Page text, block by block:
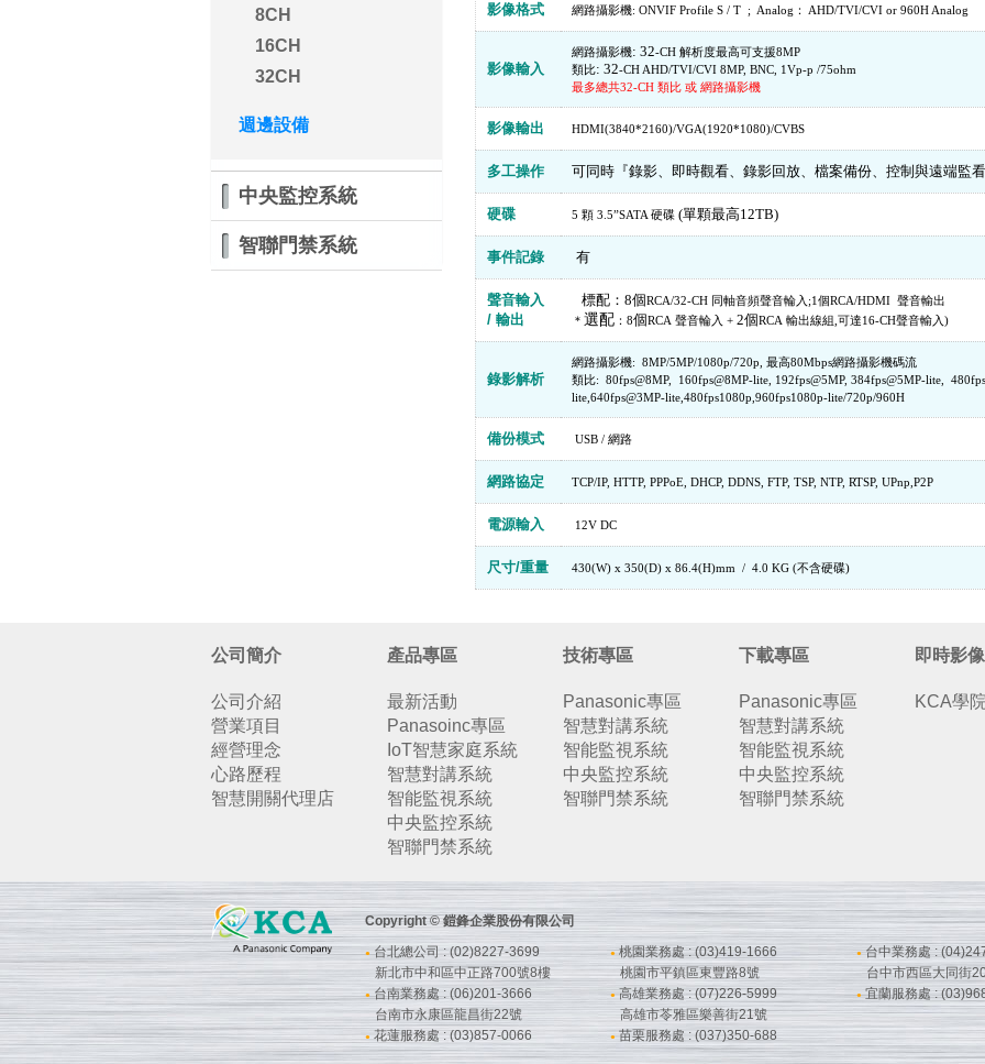
8CH
16CH
32CH
週邊設備
中央監控系統
智聯門禁系統
影像格式 網路攝影機: ONVIF Profile S / T ; Analog： AHD/TVI/CVI or 960H Analog
影像輸入
網路攝影機: 32-CH 解析度最高可支援8MP
類比: 32-CH AHD/TVI/CVI 8MP, BNC, 1Vp-p /75ohm
最多總共32-CH 類比 或 網路攝影機
影像輸出 HDMI(3840*2160)/VGA(1920*1080)/CVBS
多工操作 可同時『錄影、即時觀看、錄影回放、檔案備份、控制與遠端監看
硬碟 5 顆 3.5”SATA 硬碟 (單顆最高12TB)
事件記錄 有
聲音輸入
/ 輸出
標配：8個RCA/32-CH 同軸音頻聲音輪入;1個RCA/HDMI 聲音輸出
＊ 選配 ：8個RCA 聲音輪入 + 2個RCA 輸出線組,可達16-CH聲音輸入)
錄影解析
網路攝影機: 8MP/5MP/1080p/720p, 最高80Mbps網路攝影機碼流
類比: 80fps@8MP, 160fps@8MP-lite, 192fps@5MP, 384fps@5MP-lite, 480
lite,640fps@3MP-lite,480fps1080p,960fps1080p-lite/720p/960H
備份模式 USB / 網路
網路協定 TCP/IP, HTTP, PPPoE, DHCP, DDNS, FTP, TSP, NTP, RTSP, UPnp,P2P
電源輸入 12V DC
尺寸/重量 430(W) x 350(D) x 86.4(H)mm / 4.0 KG (不含硬碟)
公司簡介
公司介紹
營業項目
經營理念
心路歷程
智慧開關代理店
產品專區
最新活動
Panasoinc專區
IoT智慧家庭系統
智慧對講系統
智能監視系統
中央監控系統
智聯門禁系統
技術專區
Panasonic專區
智慧對講系統
智能監視系統
中央監控系統
智聯門禁系統
下載專區
Panasonic專區
智慧對講系統
智能監視系統
中央監控系統
智聯門禁系統
即時影像
KCA學院
Copyright © 鎧鋒企業股份有限公司
●台北總公司 : (02)8227-3699
新北市中和區中正路700號8樓
●桃園業務處 : (03)419-1666
桃園市平鎮區東豐路8號
● 台中業務處 :
台中市西區大同街
●台南業務處 : (06)201-3666
台南市永康區龍昌街22號
●高雄業務處 : (07)226-5999
高雄市苓雅區樂善街21號
●宜蘭服務處 :
●花蓮服務處 : (03)857-0066 ●苗栗服務處 : (037)350-688